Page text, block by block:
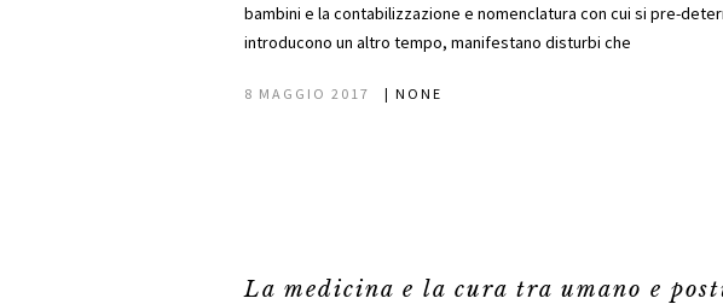
bambini e la contabilizzazione e nomenclatura con cui si pre-
introducono un altro tempo, manifestano disturbi che
8 MAGGIO 2017 | NONE
La medicina e la cura tra umano e